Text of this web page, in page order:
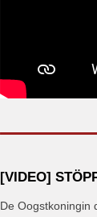
[VIDEO]
​De Oogstkoningin